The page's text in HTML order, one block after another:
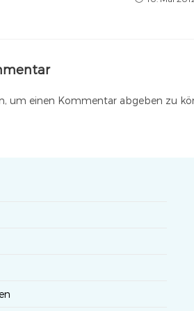
um einen Kommentar abgeben zu